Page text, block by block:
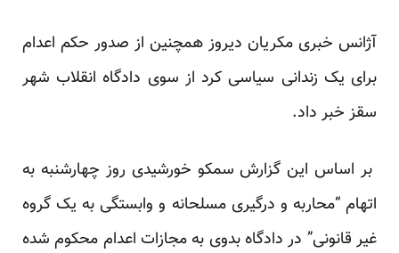
آژانس خبری مکریان دیروز همچنین از صدور حکم اعدام
برای یک زندانی سیاسی کرد از سوی دادگاه انقلاب شهر
سقز خبر داد.
بر اساس این گزارش سمکو خورشیدی روز چهارشنبه به
اتهام “محاربه و درگیری مسلحانه و وابستگی به یک گروه
غیر قانونی” در دادگاه بدوی به مجازات اعدام محکوم شده